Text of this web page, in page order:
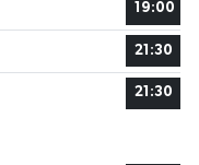
19:00
21:30
21:30